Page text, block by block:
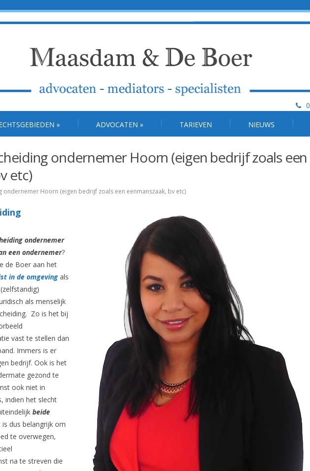
» ADVOCATEN » TARIEVEN NIEUWS
ondernemer Hoorn (eigen bedrijf zoals een
etc)
ondernemer Hoorn (eigen bedrijf zoals een eenmanszaak, bv etc)
ondernemer
een ondernemer?
de Boer aan het
in de omgeving als
als menselijk
Zo is het bij
vast te stellen dan
Immers is er
bedrijf. Ook is het
gezond te
ook niet in
indien het slecht
beide
is dus belangrijk om
te overwegen,
na te streven die